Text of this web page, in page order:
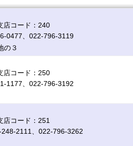
コード：240
0477、022-796-3119
の３
コード：250
1177、022-796-3192
コード：251
2111、022-796-3262